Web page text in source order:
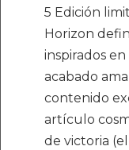
5 Edición
Horizon
inspirados
acabado
contenido
artículo
de victoria